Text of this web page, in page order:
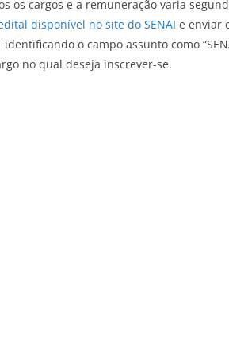
os cargos e a remuneração varia
disponível no site do SENAI e enviar
o campo assunto como
no qual deseja inscrever-se.